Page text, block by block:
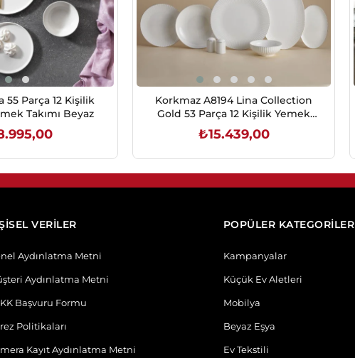
55 Parça 12 Kişilik
Takımı Beyaz
Korkmaz A8194 Lina Collection
Gold 53 Parça 12 Kişilik Yemek
Takımı
₺15.439,00
VERİLER
Aydınlatma Metni
Aydınlatma Metni
Başvuru Formu
Politikaları
Kayıt Aydınlatma Metni
POPÜLER KATEGORİLER
Kampanyalar
Küçük Ev Aletleri
Mobilya
Beyaz Eşya
Ev Tekstili